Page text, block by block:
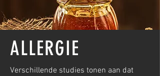
ALLERGIE
Verschillende studies tonen aan dat